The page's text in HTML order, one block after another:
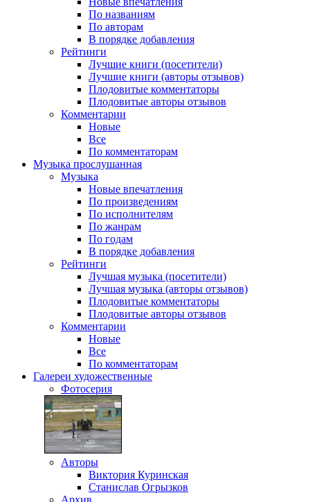
По названиям
По авторам
В порядке добавления
Рейтинги
Лучшие книги (посетители)
Лучшие книги (авторы отзывов)
Плодовитые комментаторы
Плодовитые авторы отзывов
Комментарии
Новые
Все
По комментаторам
Музыка прослушанная
Музыка
Новые впечатления
По произведениям
По исполнителям
По жанрам
По годам
В порядке добавления
Рейтинги
Лучшая музыка (посетители)
Лучшая музыка (авторы отзывов)
Плодовитые комментаторы
Плодовитые авторы отзывов
Комментарии
Новые
Все
По комментаторам
Галереи художественные
Фотосерия
Авторы
Виктория Куринская
Станислав Огрызков